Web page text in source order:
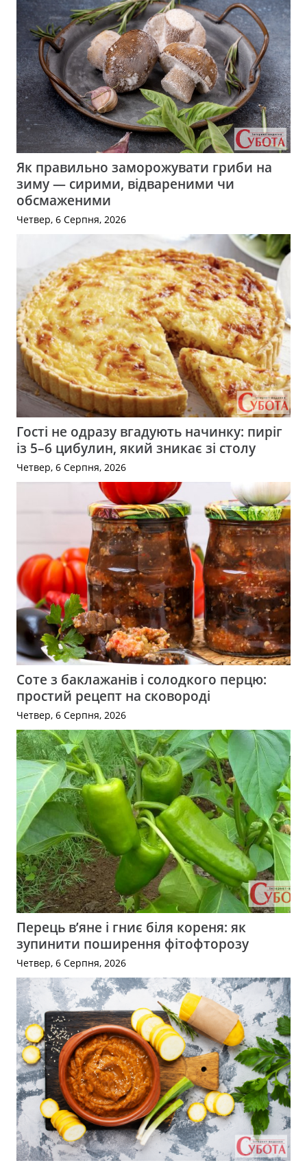
Як правильно заморожувати гриби на
зиму — сирими, відвареними чи
обсмаженими
Четвер, 6 Серпня, 2026
Гості не одразу вгадують начинку: пиріг
із 5–6 цибулин, який зникає зі столу
Четвер, 6 Серпня, 2026
Соте з баклажанів і солодкого перцю:
простий рецепт на сковороді
Четвер, 6 Серпня, 2026
Перець в’яне і гниє біля кореня: як
зупинити поширення фітофторозу
Четвер, 6 Серпня, 2026